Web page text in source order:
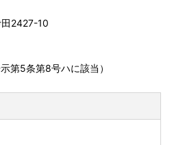
2427-10
第5条第8号ハに該当）